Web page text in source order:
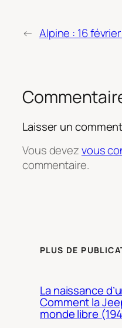
← Alpine : 16
Laisser un
Vous devezvous
commentaire.
PLUS DE
La naissance
Comment la
monde libre